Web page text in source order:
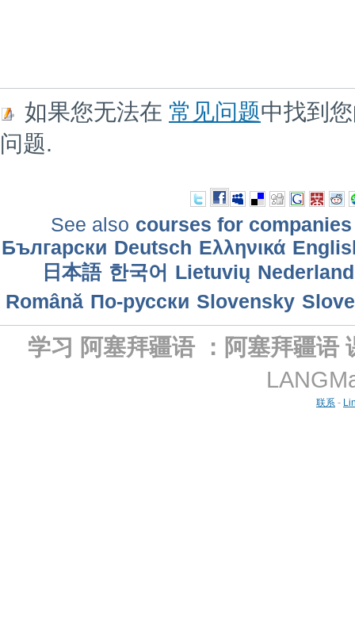
如果您无法在 常见问题中找到
问题.
See also courses for companies
Български Deutsch Ελληνικά
日本語 한국어 Lietuvių
Română По-русски Slovensky
学习 阿塞拜疆语 ：阿塞拜疆语
联系 -